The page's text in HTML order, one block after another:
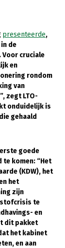
presenteerde,
de
cruciale
en
rondom
van
zegt LTO-
onduidelijk is
gehaald
goede
komen: “Het
(KDW), het
het
zijn
te
en
dit pakket
het kabinet
en aan